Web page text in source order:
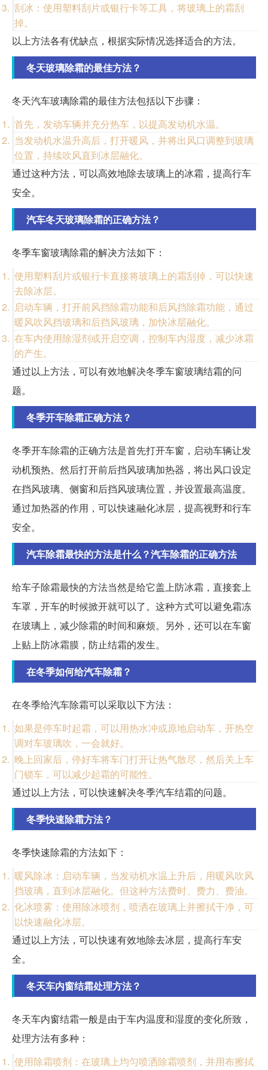
刮冰：使用塑料刮片或银行卡等工具，将玻璃上的霜刮
掉。
以上方法各有优缺点，根据实际情况选择适合的方法。
冬天玻璃除霜的最佳方法？
冬天汽车玻璃除霜的最佳方法包括以下步骤：
首先，发动车辆并充分热车，以提高发动机水温。
当发动机水温升高后，打开暖风，并将出风口调整到玻璃
位置，持续吹风直到冰层融化。
通过这种方法，可以高效地除去玻璃上的冰霜，提高行车
安全。
汽车冬天玻璃除霜的正确方法？
冬季车窗玻璃除霜的解决方法如下：
使用塑料刮片或银行卡直接将玻璃上的霜刮掉，可以快速
去除冰层。
启动车辆，打开前风挡除霜功能和后风挡除霜功能，通过
暖风吹风挡玻璃和后挡风玻璃，加快冰层融化。
在车内使用除湿剂或开启空调，控制车内湿度，减少冰霜
的产生。
通过以上方法，可以有效地解决冬季车窗玻璃结霜的问
题。
冬季开车除霜正确方法？
冬季开车除霜的正确方法是首先打开车窗，启动车辆让发
动机预热。然后打开前后挡风玻璃加热器，将出风口设定
在挡风玻璃、侧窗和后挡风玻璃位置，并设置最高温度。
通过加热器的作用，可以快速融化冰层，提高视野和行车
安全。
汽车除霜最快的方法是什么？汽车除霜的正确方法
给车子除霜最快的方法当然是给它盖上防冰霜，直接套上
车罩，开车的时候掀开就可以了。这种方式可以避免霜冻
在玻璃上，减少除霜的时间和麻烦。另外，还可以在车窗
上贴上防冰霜膜，防止结霜的发生。
在冬季如何给汽车除霜？
在冬季给汽车除霜可以采取以下方法：
如果是停车时起霜，可以用热水冲或原地启动车，开热空
调对车玻璃吹，一会就好。
晚上回家后，停好车将车门打开让热气散尽，然后关上车
门锁车，可以减少起霜的可能性。
通过以上方法，可以快速解决冬季汽车结霜的问题。
冬季快速除霜方法？
冬季快速除霜的方法如下：
暖风除冰：启动车辆，当发动机水温上升后，用暖风吹风
挡玻璃，直到冰层融化。但这种方法费时、费力、费油。
化冰喷雾：使用除冰喷剂，喷洒在玻璃上并擦拭干净，可
以快速融化冰层。
通过以上方法，可以快速有效地除去冰层，提高行车安
全。
冬天车内窗结霜处理方法？
冬天车内窗结霜一般是由于车内温度和湿度的变化所致，
处理方法有多种：
使用除霜喷剂：在玻璃上均匀喷洒除霜喷剂，并用布擦拭